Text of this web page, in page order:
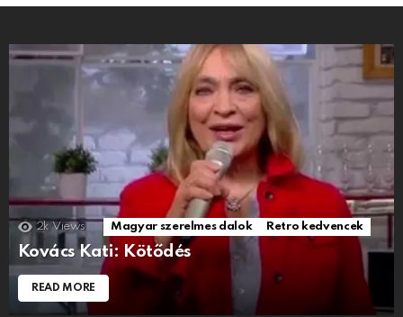
2k Views Magyar szerelmes dalok Retro kedvencek
Kovács Kati: Kötődés
READ MORE